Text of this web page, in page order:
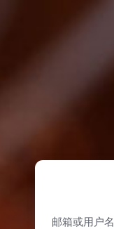
邮箱或用户名